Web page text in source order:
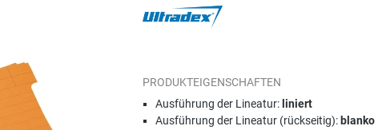
PRODUKTEIGENSCHAFTEN
Ausführung der Lineatur: liniert
Ausführung der Lineatur (rückseitig): blanko